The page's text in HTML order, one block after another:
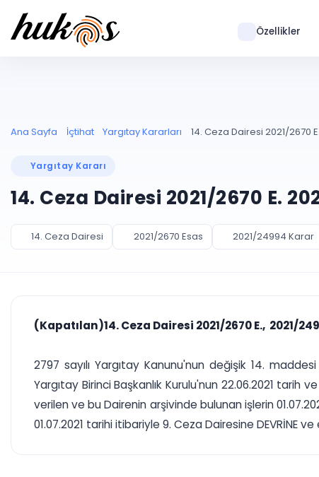
Özellikler
Ana Sayfa İçtihat Yargıtay Kararları 14. Ceza Dairesi 2021/2670
Yargıtay Kararı
14. Ceza Dairesi 2021/2670 E.
14. Ceza Dairesi 2021/2670 Esas 2021/24994 Karar
(Kapatılan)14. Ceza Dairesi 2021/2670 E., 2021/
2797 sayılı Yargıtay Kanunu'nun değişik 14.
Yargıtay Birinci Başkanlık Kurulu'nun 22.06.2021 tarih
verilen ve bu Dairenin arşivinde bulunan işlerin
01.07.2021 tarihi itibariyle 9. Ceza Dairesine DEVRİNE